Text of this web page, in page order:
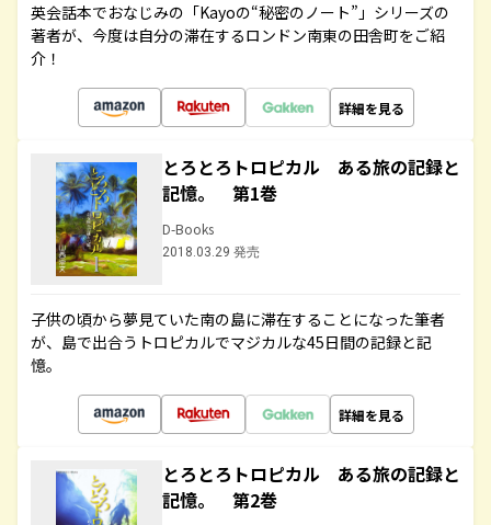
英会話本でおなじみの「Kayoの“秘密のノート”」シリーズの
著者が、今度は自分の滞在するロンドン南東の田舎町をご紹
介！
詳細を見る
とろとろトロピカル ある旅の記録と
記憶。 第1巻
D-Books
2018.03.29 発売
子供の頃から夢見ていた南の島に滞在することになった筆者
が、島で出合うトロピカルでマジカルな45日間の記録と記
憶。
詳細を見る
とろとろトロピカル ある旅の記録と
記憶。 第2巻